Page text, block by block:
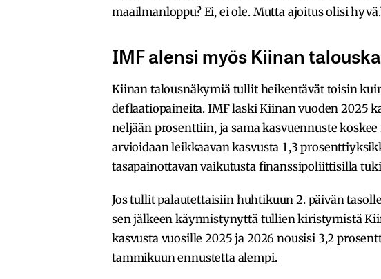
maailmanloppu? Ei, ei ole. Mutta ajoitus olisi
IMF alensi myös Kiinan
Kiinan talousnäkymiä tullit heikentävät toisin
deflaatiopaineita. IMF laski Kiinan vuoden 2025
neljään prosenttiin, ja sama kasvuennuste
arvioidaan leikkaavan kasvusta 1,3
tasapainottavan vaikutusta finanssipoliittisilla
Jos tullit palautettaisiin huhtikuun 2. päivän
sen jälkeen käynnistynyttä tullien kiristymistä
kasvusta vuosille 2025 ja 2026 nousisi 3,2
tammikuun ennustetta alempi.